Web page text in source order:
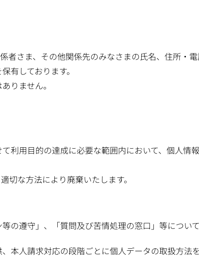
さま、その他関係先のみなさまの氏名、住所・
有しております。
りません。
利用目的の達成に必要な範囲内において、個人情
切な方法により廃棄いたします。
の遵守」、「質問及び苦情処理の窓口」等につい
本人請求対応の段階ごとに個人データの取扱方法